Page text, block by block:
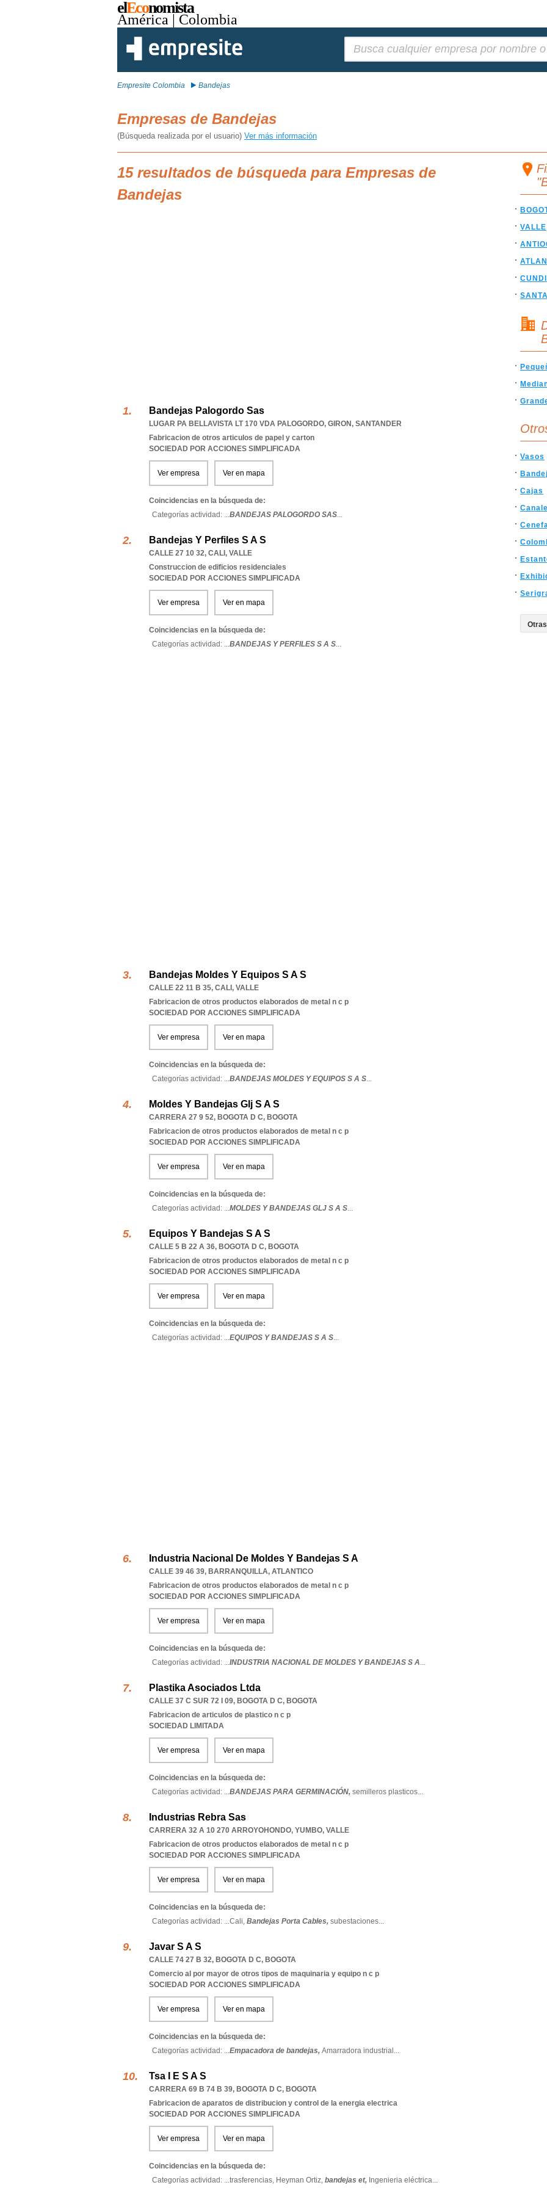
elEconomista
América | Colombia
Empresite Colombia Bandejas
Empresas de Bandejas
(Búsqueda realizada por el usuario) Ver más información
15 resultados de búsqueda para Empresas de
Bandejas
Bandejas Palogordo Sas
LUGAR PA BELLAVISTA LT 170 VDA PALOGORDO, GIRON, SANTANDER
Fabricacion de otros articulos de papel y carton
SOCIEDAD POR ACCIONES SIMPLIFICADA
Ver empresa Ver en mapa
Coincidencias en la búsqueda de:
Categorías actividad: ...BANDEJAS PALOGORDO SAS...
Bandejas Y Perfiles S A S
CALLE 27 10 32, CALI , VALLE
Construccion de edificios residenciales
SOCIEDAD POR ACCIONES SIMPLIFICADA
Ver empresa Ver en mapa
Coincidencias en la búsqueda de:
Categorías actividad: ...BANDEJAS Y PERFILES S A S...
Bandejas Moldes Y Equipos S A S
CALLE 22 11 B 35, CALI , VALLE
Fabricacion de otros productos elaborados de metal n c p
SOCIEDAD POR ACCIONES SIMPLIFICADA
Ver empresa Ver en mapa
Coincidencias en la búsqueda de:
Categorías actividad: ...BANDEJAS MOLDES Y EQUIPOS S A S...
Moldes Y Bandejas Glj S A S
CARRERA 27 9 52, BOGOTA D C, BOGOTA
Fabricacion de otros productos elaborados de metal n c p
SOCIEDAD POR ACCIONES SIMPLIFICADA
Ver empresa Ver en mapa
Coincidencias en la búsqueda de:
Categorías actividad: ...MOLDES Y BANDEJAS GLJ S A S...
Equipos Y Bandejas S A S
CALLE 5 B 22 A 36, BOGOTA D C, BOGOTA
Fabricacion de otros productos elaborados de metal n c p
SOCIEDAD POR ACCIONES SIMPLIFICADA
Ver empresa Ver en mapa
Coincidencias en la búsqueda de:
Categorías actividad: ...EQUIPOS Y BANDEJAS S A S...
Industria Nacional De Moldes Y Bandejas S A
CALLE 39 46 39, BARRANQUILLA, ATLANTICO
Fabricacion de otros productos elaborados de metal n c p
SOCIEDAD POR ACCIONES SIMPLIFICADA
Ver empresa Ver en mapa
Coincidencias en la búsqueda de:
Categorías actividad: ...INDUSTRIA NACIONAL DE MOLDES Y BANDEJAS S A...
Plastika Asociados Ltda
CALLE 37 C SUR 72 I 09, BOGOTA D C, BOGOTA
Fabricacion de articulos de plastico n c p
SOCIEDAD LIMITADA
Ver empresa Ver en mapa
Coincidencias en la búsqueda de:
Categorías actividad: ...BANDEJAS PARA GERMINACIÓN, semilleros plasticos...
Industrias Rebra Sas
CARRERA 32 A 10 270 ARROYOHONDO, YUMBO, VALLE
Fabricacion de otros productos elaborados de metal n c p
SOCIEDAD POR ACCIONES SIMPLIFICADA
Ver empresa Ver en mapa
Coincidencias en la búsqueda de:
Categorías actividad: ...Cali, Bandejas Porta Cables, subestaciones...
Javar S A S
CALLE 74 27 B 32, BOGOTA D C, BOGOTA
Comercio al por mayor de otros tipos de maquinaria y equipo n c p
SOCIEDAD POR ACCIONES SIMPLIFICADA
Ver empresa Ver en mapa
Coincidencias en la búsqueda de:
Categorías actividad: ...Empacadora de bandejas, Amarradora industrial ...
Tsa I E S A S
CARRERA 69 B 74 B 39, BOGOTA D C, BOGOTA
Fabricacion de aparatos de distribucion y control de la energia electrica
SOCIEDAD POR ACCIONES SIMPLIFICADA
Ver empresa Ver en mapa
Coincidencias en la búsqueda de:
Categorías actividad: ...trasferencias, Heyman Ortiz, bandejas et, Ingenieria eléctrica...
VALLE
Vasos
Cajas